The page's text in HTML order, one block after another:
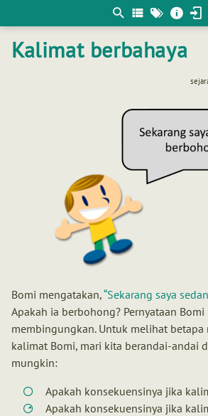
Kalimat berbahaya
Bomi mengatakan, Sekarang saya
Apakah ia berbohong? Pernyataan
membingungkan. Untuk melihat
kalimat Bomi, mari kita berandai-andai
mungkin:
Apakah konsekuensinya jika
Apakah konsekuensinya jika
matematis